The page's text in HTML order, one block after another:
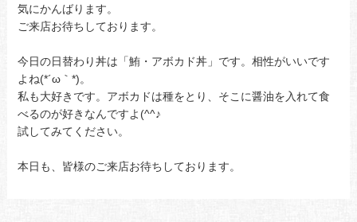
気にかんばります。
ご来店お待ちしております。
今日の日替わり丼は「鮪・アボカド丼」です。相性がいいです
よね(*´ω｀*)。
私も大好きです。アボカドは種をとり、そこに醤油を入れて食
べるのが好きなんですよ(^^♪
試してみてください。
本日も、皆様のご来店お待ちしております。